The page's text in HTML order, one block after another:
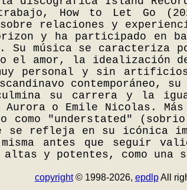
trabajo, How to Let Go
relaciones y
y ha participado en
Su música se caracteriza
el amor, la idealización
personal y sin artificios.
contemporáneo,
su carrera y la
Aurora o Emile Nicolas.
como "understated"
se refleja en su icónica
antes que seguir
y potentes, como una
copyright© 1998-2026, epdlpAll